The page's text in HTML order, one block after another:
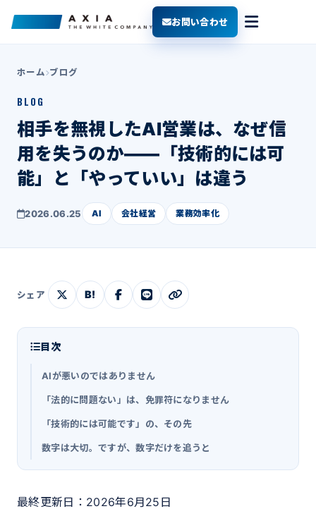
お問い合わせ
ホーム ブログ
BLOG
相手を無視したAI営業は、なぜ信
用を失うのか――「技術的には可
能」と「やっていい」は違う
2026.06.25 AI 会社経営 業務効率化
シェア B!
目次
AIが悪いのではありません
「法的に問題ない」は、免罪符になりません
「技術的には可能です」の、その先
数字は大切。ですが、数字だけを追うと
最終更新日：2026年6月25日